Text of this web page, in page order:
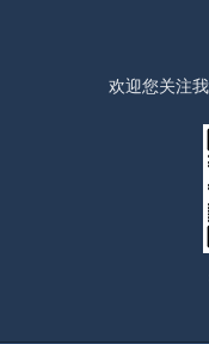
欢迎您关注